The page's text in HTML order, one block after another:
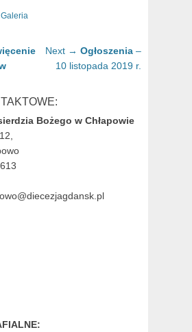
Galeria
Next → Next
post:
Ogłoszenia –
10 listopada 2019 r.
Bożego w Chłapowie